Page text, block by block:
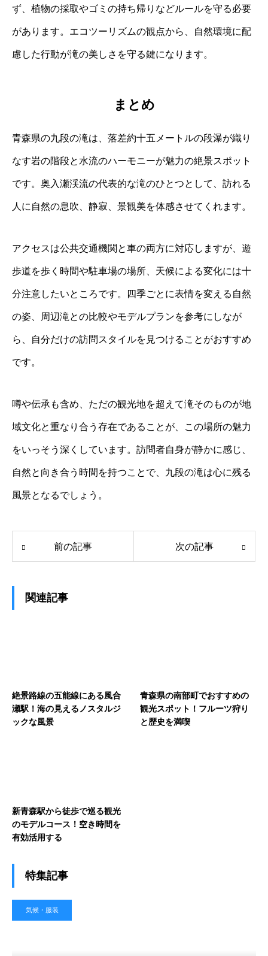
ず、植物の採取やゴミの持ち帰りなどルールを守る必要
があります。エコツーリズムの観点から、自然環境に配
慮した行動が滝の美しさを守る鍵になります。
まとめ
青森県の九段の滝は、落差約十五メートルの段瀑が織り
なす岩の階段と水流のハーモニーが魅力の絶景スポット
です。奥入瀬渓流の代表的な滝のひとつとして、訪れる
人に自然の息吹、静寂、景観美を体感させてくれます。
アクセスは公共交通機関と車の両方に対応しますが、遊
歩道を歩く時間や駐車場の場所、天候による変化には十
分注意したいところです。四季ごとに表情を変える自然
の姿、周辺滝との比較やモデルプランを参考にしなが
ら、自分だけの訪問スタイルを見つけることがおすすめ
です。
噂や伝承も含め、ただの観光地を超えて滝そのものが地
域文化と重なり合う存在であることが、この場所の魅力
をいっそう深くしています。訪問者自身が静かに感じ、
自然と向き合う時間を持つことで、九段の滝は心に残る
風景となるでしょう。
前の記事 次の記事
関連記事
絶景路線の五能線にある風合
瀬駅！海の見えるノスタルジ
ックな風景
青森県の南部町でおすすめの
観光スポット！フルーツ狩り
と歴史を満喫
新青森駅から徒歩で巡る観光
のモデルコース！空き時間を
有効活用する
特集記事
気候・服装